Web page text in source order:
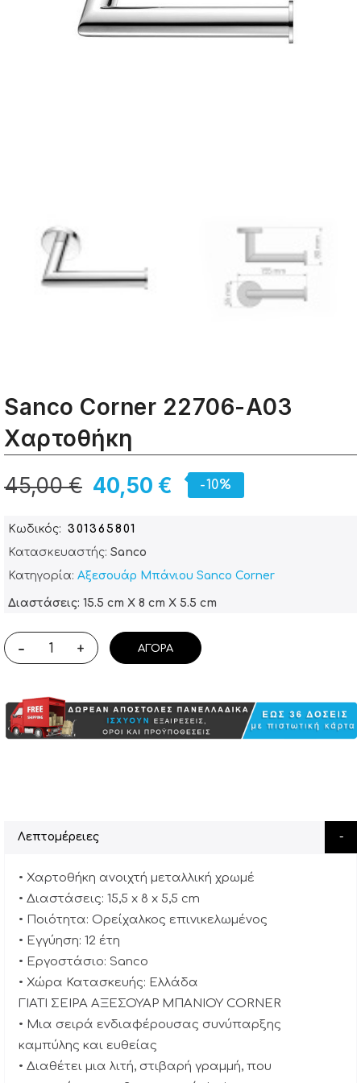
Sanco Corner 22706-Α03
Xαρτοθήκη
40,50 €
45,00 € -10%
Κωδικός
301365801
Κατασκευαστής: Sanco
Κατηγορία: Αξεσουάρ Μπάνιου Sanco Corner
Διαστάσεις: 15.5 cm X 8 cm X 5.5 cm
- + ΑΓΟΡΆ
Λεπτομέρειες
• Χαρτοθήκη ανοιχτή μεταλλική χρωμέ
• Διαστάσεις: 15,5 x 8 x 5,5 cm
• Ποιότητα: Ορείχαλκος επινικελωμένος
• Εγγύηση: 12 έτη
• Εργοστάσιο: Sanco
• Χώρα Κατασκευής: Ελλάδα
ΓΙΑΤΙ ΣΕΙΡΑ ΑΞΕΣΟΥΑΡ ΜΠΑΝΙΟΥ CORNER
• Μια σειρά ενδιαφέρουσας συνύπαρξης
καμπύλης και ευθείας
• Διαθέτει μια λιτή, στιβαρή γραμμή, που